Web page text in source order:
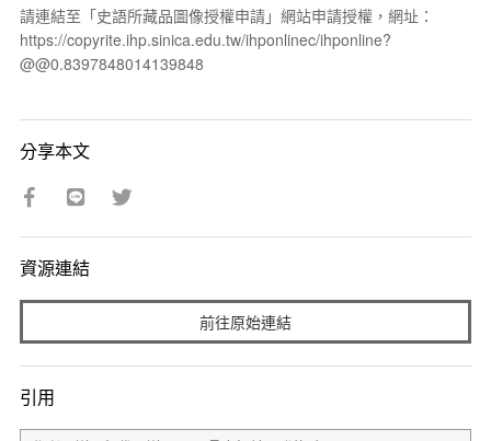
請連結至「史語所藏品圖像授權申請」網站申請授權，網址：
https://copyrite.ihp.sinica.edu.tw/ihponlinec/ihponline?
@@0.8397848014139848
分享本文
資源連結
前往原始連結
引用